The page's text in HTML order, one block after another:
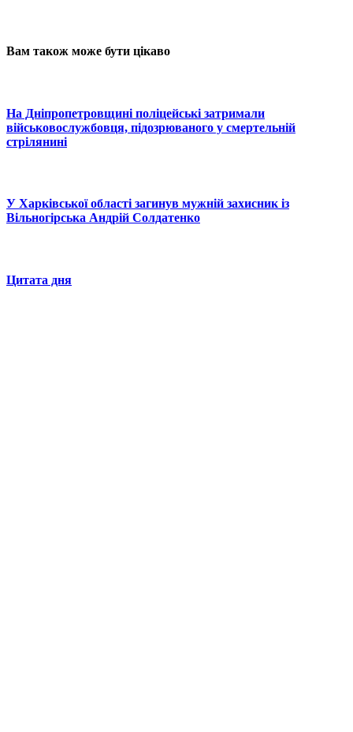
Вам також може бути цікаво
На Дніпропетровщині поліцейські затримали
військовослужбовця, підозрюваного у смертельній
стрілянині
У Харківської області загинув мужній захисник із
Вільногірська Андрій Солдатенко
Цитата дня